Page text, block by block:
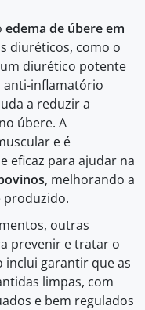
edema de úbere em
diuréticos, como o
diurético potente
anti-inflamatório
a reduzir a
úbere. A
e é
eficaz para ajudar na
, melhorando a
produzido.
outras
prevenir e tratar o
inclui garantir que as
limpas, com
e bem regulados